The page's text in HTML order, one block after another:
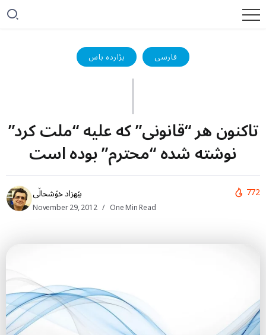
بژاردە باس فارسی
تاکنون هر “قانونی” که علیه “ملت کرد”
نوشته شده “محترم” بوده است
بێهزاد خۆشحاڵی
November 29, 2012 One Min Read
772